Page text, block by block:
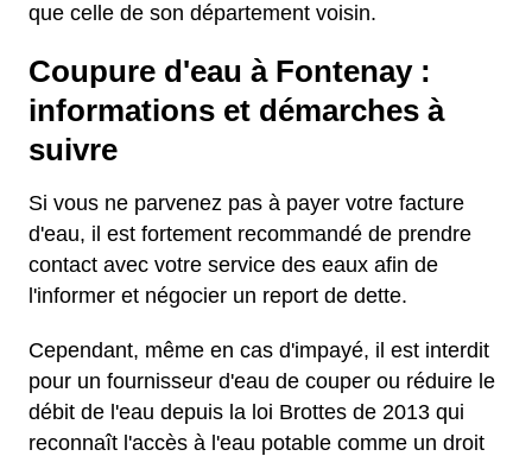
que celle de son département voisin.
Coupure d'eau à Fontenay :
informations et démarches à
suivre
Si vous ne parvenez pas à payer votre facture
d'eau, il est fortement recommandé de prendre
contact avec votre service des eaux afin de
l'informer et négocier un report de dette.
Cependant, même en cas d'impayé, il est interdit
pour un fournisseur d'eau de couper ou réduire le
débit de l'eau depuis la loi Brottes de 2013 qui
reconnaît l'accès à l'eau potable comme un droit